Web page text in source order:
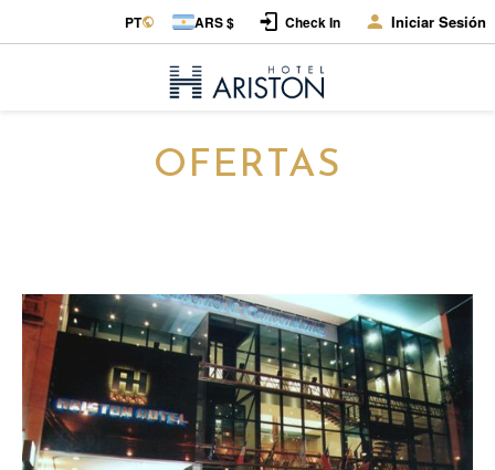
PT ARS $ Check In Iniciar Sesión
OFERTAS